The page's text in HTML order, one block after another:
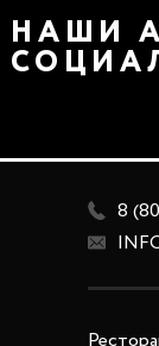
НАШИ
8